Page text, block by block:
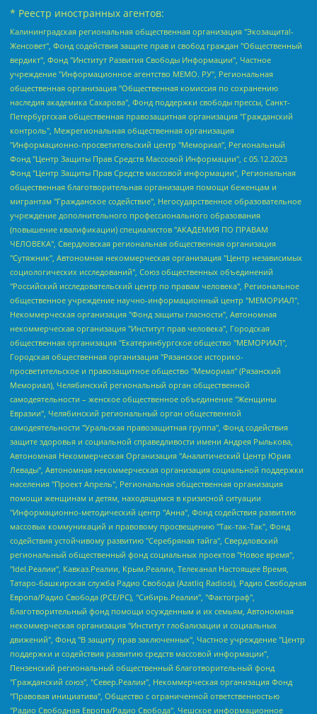
* Реестр иностранных агентов:
Калининградская региональная общественная организация "Экозащита!-Женсовет", Фонд содействия защите прав и свобод граждан "Общественный вердикт", Фонд "Институт Развития Свободы Информации", Частное учреждение "Информационное агентство МЕМО. РУ", Региональная общественная организация "Общественная комиссия по сохранению наследия академика Сахарова", Фонд поддержки свободы прессы, Санкт-Петербургская общественная правозащитная организация "Гражданский контроль", Межрегиональная общественная организация "Информационно-просветительский центр "Мемориал", Региональный Фонд "Центр Защиты Прав Средств Массовой Информации", с 05.12.2023 Фонд "Центр Защиты Прав Средств массовой информации", Региональная общественная благотворительная организация помощи беженцам и мигрантам "Гражданское содействие", Негосударственное образовательное учреждение дополнительного профессионального образования (повышение квалификации) специалистов "АКАДЕМИЯ ПО ПРАВАМ ЧЕЛОВЕКА", Свердловская региональная общественная организация "Сутяжник", Автономная некоммерческая организация "Центр независимых социологических исследований", Союз общественных объединений "Российский исследовательский центр по правам человека", Региональное общественное учреждение научно-информационный центр "МЕМОРИАЛ", Некоммерческая организация "Фонд защиты гласности", Автономная некоммерческая организация "Институт прав человека", Городская общественная организация "Екатеринбургское общество "МЕМОРИАЛ", Городская общественная организация "Рязанское историко-просветительское и правозащитное общество "Мемориал" (Рязанский Мемориал), Челябинский региональный орган общественной самодеятельности – женское общественное объединение "Женщины Евразии", Челябинский региональный орган общественной самодеятельности "Уральская правозащитная группа", Фонд содействия защите здоровья и социальной справедливости имени Андрея Рылькова, Автономная Некоммерческая Организация "Аналитический Центр Юрия Левады", Автономная некоммерческая организация социальной поддержки населения "Проект Апрель", Региональная общественная организация помощи женщинам и детям, находящимся в кризисной ситуации "Информационно-методический центр "Анна", Фонд содействия развитию массовых коммуникаций и правовому просвещению "Так-так-Так", Фонд содействия устойчивому развитию "Серебряная тайга", Свердловский региональный общественный фонд социальных проектов "Новое время", "Idel.Реалии", Кавказ.Реалии, Крым.Реалии, Телеканал Настоящее Время, Татаро-башкирская служба Радио Свобода (Azatliq Radiosi), Радио Свободная Европа/Радио Свобода (PCE/PC), "Сибирь.Реалии", "Фактограф", Благотворительный фонд помощи осужденным и их семьям, Автономная некоммерческая организация "Институт глобализации и социальных движений", Фонд "В защиту прав заключенных", Частное учреждение "Центр поддержки и содействия развитию средств массовой информации", Пензенский региональный общественный благотворительный фонд "Гражданский союз", "Север.Реалии", Некоммерческая организация Фонд "Правовая инициатива", Общество с ограниченной ответственностью "Радио Свободная Европа/Радио Свобода", Чешское информационное агентство "MEDIUM-ORIENT", Красноярская региональная общественная организация "Мы против СПИДа", Камалягин Денис Николаевич, Маркелов Сергей Евгеньевич, Пономарев Лев Александрович, Савицкая Людмила Алексеевна, Автономная некоммерческая организация "Центр по работе с проблемой насилия "НАСИЛИЮ.НЕТ", Межрегиональный профессиональный союз работников здравоохранения "Альянс врачей", Юридическое лицо, зарегистрированное в Латвийской Республике, SIA "Medusa Project" (регистрационный номер 40103797863, дата регистрации 10.06.2014), Некоммерческая организация "Фонд по борьбе с коррупцией", Автономная некоммерческая организация "Институт права и публичной политики", Баданин Роман Сергеевич, Гликин Максим Александрович, Железнова Мария Михайловна, Лукьянова Юлия Сергеевна, Маетная Елизавета Витальевна, Маняхин Петр Борисович, Чуракова Ольга Владимировна, Ярош Юлия Петровна, Юридическое лицо "The Insider SIA", зарегистрированное в Риге, Латвийская Республика (дата регистрации 26.06.2015), являющееся администратором доменного имени интернет-издания "The Insider SIA", https://theins.ru, Постернак Алексей Евгеньевич, Рубин Михаил Аркадьевич, Анин Роман Александрович, Юридическое лицо Istories fonds, зарегистрированное в Латвийской Республике (регистрационный номер 50008295751, дата регистрации 24.02.2020), Великовский Дмитрий Александрович, Долинина Ирина Николаевна, Мароховская Алеся Алексеевна, Шлейнов Роман Юрьевич, Шмагун Олеся Валентиновна, Общество с ограниченной ответственностью "Альтаир 2021", Общество с ограниченной ответственностью "Вега 2021", Общество с ограниченной ответственностью "Главный редактор 2021", Общество с ограниченной ответственностью "Ромашки монолит", Важенков Артем Валерьевич, Ивановская областная общественная организация "Центр гендерных исследований", Гурман Юрий Альбертович, Медиапроект "ОВД-Инфо", Егоров Владимир Владимирович, Жилинский Владимир Александрович, Общество с ограниченной ответственностью "ЗП", Иванова София Юрьевна, Карезина Инна Павловна, Кильтау Екатерина Викторовна, Петров Алексей Викторович, Пискунов Сергей Евгеньевич, Смирнов Сергей Сергеевич, Тихонов Михаил Сергеевич, Общество с ограниченной ответственностью "ЖУРНАЛИСТ-ИНОСТРАННЫЙ АГЕНТ", Арапова Галина Юрьевна, Вольтская Татьяна Анатольевна, Американская компания "Mason G.E.S. Anonymous Foundation" (США), являющаяся владельцем интернет-издания https://mnews.world/, Компания "Stichting Bellingcat", зарегистрированная в Нидерландах (дата регистрации 11.07.2018), Захаров Андрей Вячеславович, Клепиковская Екатерина Дмитриевна, Общество с ограниченной ответственностью "МЕМО", Перл Роман Александрович, Симонов Евгений Алексеевич, Соловьева Елена Анатольевна, Сотников Даниил Владимирович, Сурначева Елизавета Дмитриевна, Автономная некоммерческая организация по защите прав человека и информированию населения "Якутия – Наше Мнение", Общество с ограниченной ответственностью "Москоу диджитал медиа", с 26.01.2023 Общество с ограниченной ответственностью "Чайка Белые сады", Ветошкина Валерия Валерьевна, Заговора Максим Александрович, Межрегиональное общественное движение "Российская ЛГБТ - сеть", Оленичев Максим Владимирович, Павлов Иван Юрьевич, Скворцова Елена Сергеевна, Общество с ограниченной ответственностью "Как бы инагент", Кочетков Игорь Викторович, Общество с ограниченной ответственностью "Честные выборы", Еланчик Олег Александрович, Общество с ограниченной ответственностью "Нобелевский призыв", Гималова Регина Эмилевна, Григорьев Андрей Валерьевич, Григорьева Алина Александровна, Ассоциация по содействию защите прав призывников, альтернативнослужащих и военнослужащих "Правозащитная группа "Гражданин.Армия.Право", Хисамова Регина Фаритовна, Автономная некоммерческая организация по реализации социально-правовых программ "Лилит", Дальневосточное общественное движение "Маяк", Санкт-Петербургская ЛГБТ-инициативная группа "Выход", Инициативная группа ЛГБТ+ "Реверс", Алексеев Андрей Викторович, Бекбулатова Таисия Львовна, Беляев Иван Михайлович, Владыкина Елена Сергеевна, Гельман Марат Александрович, Никульшина Вероника Юрьевна, Толоконникова Надежда Андреевна, Шендерович Виктор Анатольевич, Общество с ограниченной ответственностью "Данное сообщение", Общество с ограниченной ответственностью Издательский дом "Новая глава", Айнбиндер Александра Александровна, Московский комьюнити-центр для ЛГБТ+инициатив, Благотворительный фонд развития филантропии, Deutsche Welle (Германия, Kurt-Schumacher-Strasse 3, 53113 Bonn), Борзунова Мария Михайловна, Воробьев Виктор Викторович, Голубева Анна Львовна, Константинова Алла Михайловна, Малкова Ирина Владимировна, Мурадов Мурад Абдулгалимович, Осетинская Елизавета Николаевна, Понасенков Евгений Николаевич, Ганапольский Матвей Юрьевич, Киселев Евгений Алексеевич, Борухович Ирина Григорьевна, Дремин Иван Тимофеевич, Дубровский Дмитрий Викторович, Красноярская региональная общественная организация поддержки и развития альтернативных образовательных технологий и межкультурных коммуникаций "ИНТЕРРА", Маяковская Екатерина Алексеевна, Фейгин Марк Захарович, Филимонов Андрей Викторович, Дзугкоева Регина Николаевна, Доброхотов Роман Александрович, Дудь Юрий Александрович, Елкин Сергей Владимирович, Кругликов Кирилл Игоревич, Сабунаева Мария Леонидовна, Семенов Алексей Владимирович, Шаинян Карен Багратович, Шульман Екатерина Михайловна, Асафьев Артур Валерьевич, Вахштайн Виктор Семенович, Венедиктов Алексей Алексеевич, Лушникова Екатерина Евгеньевна, Волков Леонид Михайлович, Невзоров Александр Глебович, Пархоменко Сергей Борисович, Сироткин Ярослав Николаевич, Кара-Мурза Владимир Владимирович, Баранова Наталья Владимировна, Гозман Леонид Яковлевич, Кагарлицкий Борис Юльевич, Климарев Михаил Валерьевич, Милов Владимир Станиславович, Автономная некоммерческая организация Краснодарский центр современного искусства "Типография", Моргенштерн Алишер Тагирович, Соболь Любовь Эдуардовна, Общество с ограниченной ответственностью "ЛИЗА НОРМ", Каспаров Гарри Кимович, Ходорковский Михаил Борисович, Общество с ограниченной ответственностью "Апрельские тезисы", Данилович Ирина Брониславовна, Кашин Олег Владимирович, Петров Николай Владимирович, Пивоваров Алексей Владимирович, Соколов Михаил Владимирович, Цветкова Юлия Владимировна, Чичваркин Евгений Александрович, Комитет против пыток/Команда против пыток, Общество с ограниченной ответственностью "Первый научный", Общество с ограниченной ответственностью "Вертолет и ко", Белоцерковская Вероника Борисовна, Кац Максим Евгеньевич, Лазарева Татьяна Юрьевна, Шаведдинов Руслан Табризович, Яшин Илья Валерьевич, Общество с ограниченной ответственностью "Иноагент ААВ", Алешковский Дмитрий Петрович, Альбац Евгения Марковна, Быков Дмитрий Львович, Галямина Юлия Евгеньевна, Лойко Сергей Леонидович, Мартынов Кирилл Константинович, Медведев Сергей Александрович, Крашенинников Федор Геннадиевич, Гордеева Катерина Вл